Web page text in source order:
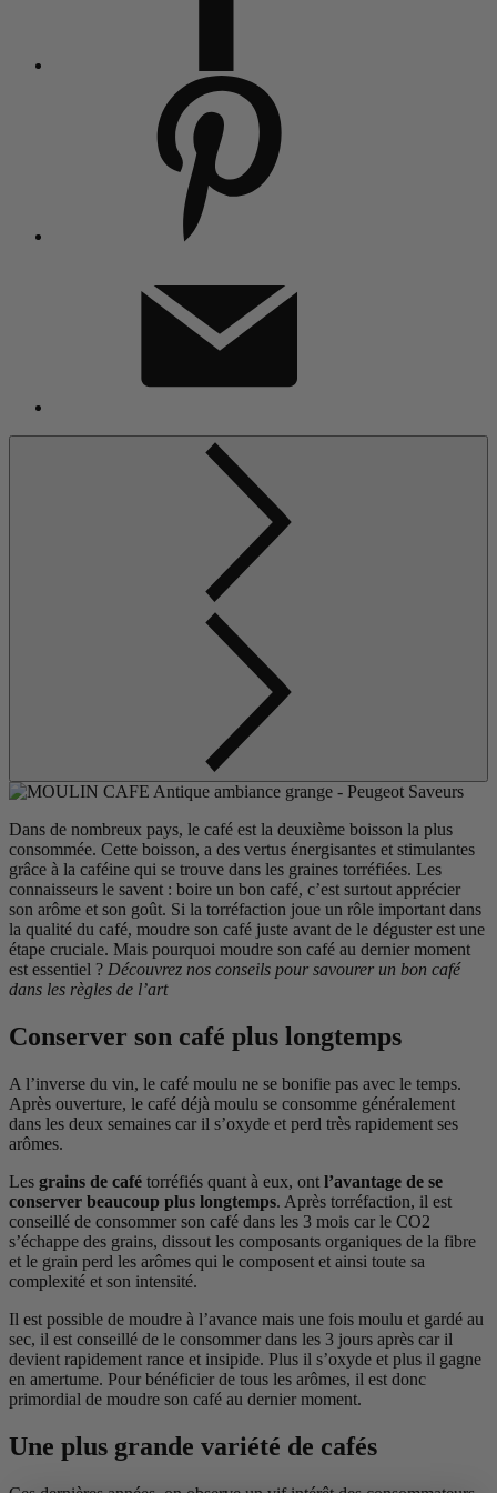
Dans de nombreux pays, le café est la deuxième boisson la plus
consommée. Cette boisson, a des vertus énergisantes et stimulantes
grâce à la caféine qui se trouve dans les graines torréfiées. Les
connaisseurs le savent : boire un bon café, c’est surtout apprécier
son arôme et son goût. Si la torréfaction joue un rôle important dans
la qualité du café, moudre son café juste avant de le déguster est une
étape cruciale. Mais pourquoi moudre son café au dernier moment
est essentiel ? Découvrez nos conseils pour savourer un bon café
dans les règles de l’art
Conserver son café plus longtemps
A l’inverse du vin, le café moulu ne se bonifie pas avec le temps.
Après ouverture, le café déjà moulu se consomme généralement
dans les deux semaines car il s’oxyde et perd très rapidement ses
arômes.
Les grains de café torréfiés quant à eux, ont l’avantage de se
conserver beaucoup plus longtemps. Après torréfaction, il est
conseillé de consommer son café dans les 3 mois car le CO2
s’échappe des grains, dissout les composants organiques de la fibre
et le grain perd les arômes qui le composent et ainsi toute sa
complexité et son intensité.
Il est possible de moudre à l’avance mais une fois moulu et gardé au
sec, il est conseillé de le consommer dans les 3 jours après car il
devient rapidement rance et insipide. Plus il s’oxyde et plus il gagne
en amertume. Pour bénéficier de tous les arômes, il est donc
primordial de moudre son café au dernier moment.
Une plus grande variété de cafés